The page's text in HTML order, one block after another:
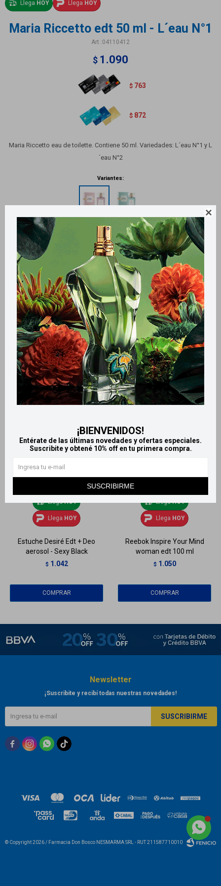

¡BIENVENIDOS!
Entérate de las últimas novedades y ofertas especiales.
Suscribite y obtené 10% off en tu primera compra.
SUSCRIBIRME
Llega HOY Llega HOY
Maria Riccetto edt 50 ml - L´eau N°1
04110412
$ 1.090
$ 763
$ 872
Maria Riccetto eau de toilette. Contiene 50 ml. Variedades: L´eau N°1 y L
´eau N°2
Variantes:
Métodos y costos de envío
Retiros gratuitos en tiendas
CARACTERÍSTICAS
Tamaño Mediano
Aroma Floral
Productos que te pueden interesar
LlegaHOY
Llega HOY
Estuche Desiré Edt + Deo
aerosol - Sexy Black
$ 1.042
LlegaHOY
Llega HOY
Reebok Inspire Your Mind
woman edt 100 ml
$ 1.050
Newsletter
¡Suscribite y recibí todas nuestras novedades!
SUSCRIBIRME
  
© Copyright 2026 / Farmacia Don Bosco NESMARMA SRL - RUT 211587710010